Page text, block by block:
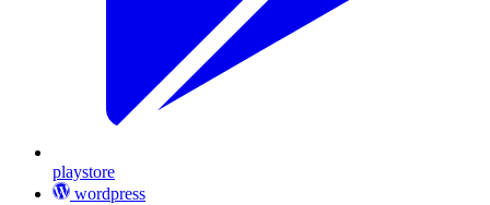
playstore
wordpress